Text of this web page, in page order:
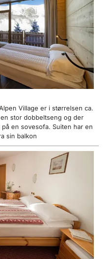
Village er i størrelsen ca.
stor dobbeltseng og der
en sovesofa. Suiten har en
sin balkon